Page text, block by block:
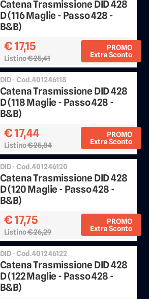
Catena Trasmissione DID 428
D (116 Maglie - Passo 428 -
B&B)
PROMO
Extra Sconto
€ 17,15
Listino€ 25,41 Sconto 25%
DID - Cod.401246118
Catena Trasmissione DID 428
D (118 Maglie - Passo 428 -
B&B)
PROMO
Extra Sconto
€ 17,44
Listino€ 25,84 Sconto 25%
DID - Cod.401246120
Catena Trasmissione DID 428
D (120 Maglie - Passo 428 -
B&B)
PROMO
Extra Sconto
€ 17,75
Listino€ 26,29 Sconto 25%
DID - Cod.401246122
Catena Trasmissione DID 428
D (122 Maglie - Passo 428 -
B&B)